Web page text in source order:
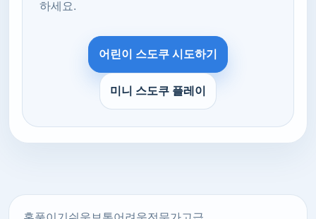
하세요.
어린이 스도쿠 시도하기
미니 스도쿠 플레이